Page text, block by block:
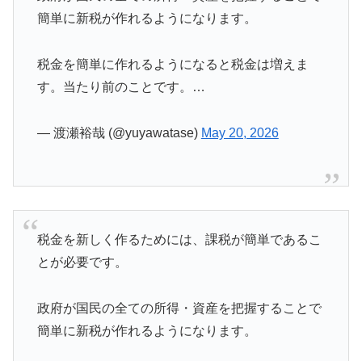
簡単に新税が作れるようになります。
税金を簡単に作れるようになると税金は増えま
す。当たり前のことです。…
— 渡瀬裕哉 (@yuyawatase) May 20, 2026
税金を新しく作るためには、課税が簡単であるこ
とが必要です。
政府が国民の全ての所得・資産を把握することで
簡単に新税が作れるようになります。